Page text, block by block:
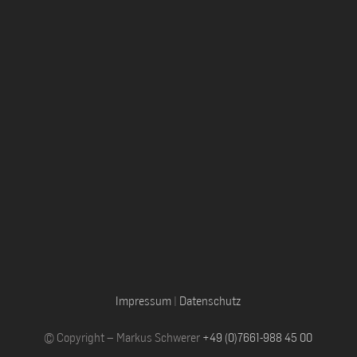
Impressum | Datenschutz
© Copyright – Markus Schwerer +49 (0)7661-988 45 00